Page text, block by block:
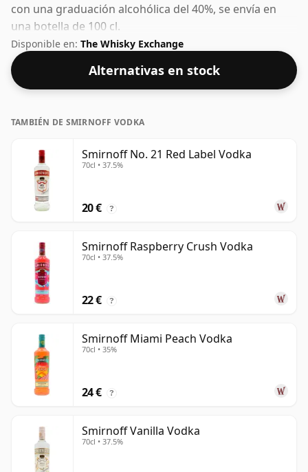
con una graduación alcohólica del 40%, se envía en
una botella de 100 cl.
Disponible en: The Whisky Exchange
Alternativas en stock
TAMBIÉN DE SMIRNOFF VODKA
Smirnoff No. 21 Red Label Vodka
70cl • 37.5%
20 € ?
Smirnoff Raspberry Crush Vodka
70cl • 37.5%
22 € ?
Smirnoff Miami Peach Vodka
70cl • 35%
24 € ?
Smirnoff Vanilla Vodka
70cl • 37.5%